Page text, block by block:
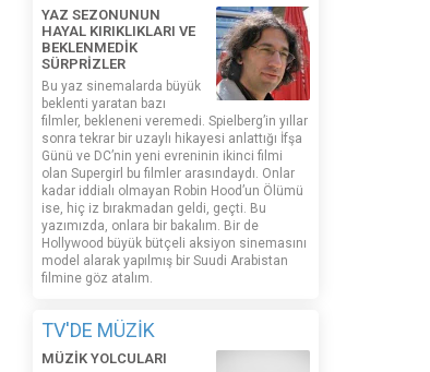
YAZ SEZONUNUN
HAYAL KIRIKLIKLARI VE
BEKLENMEDİK
SÜRPRİZLER
Bu yaz sinemalarda büyük
beklenti yaratan bazı
filmler, bekleneni veremedi. Spielberg’in yıllar
sonra tekrar bir uzaylı hikayesi anlattığı İfşa
Günü ve DC’nin yeni evreninin ikinci filmi
olan Supergirl bu filmler arasındaydı. Onlar
kadar iddialı olmayan Robin Hood’un Ölümü
ise, hiç iz bırakmadan geldi, geçti. Bu
yazımızda, onlara bir bakalım. Bir de
Hollywood büyük bütçeli aksiyon sinemasını
model alarak yapılmış bir Suudi Arabistan
filmine göz atalım.
TV'DE MÜZİK
MÜZİK YOLCULARI